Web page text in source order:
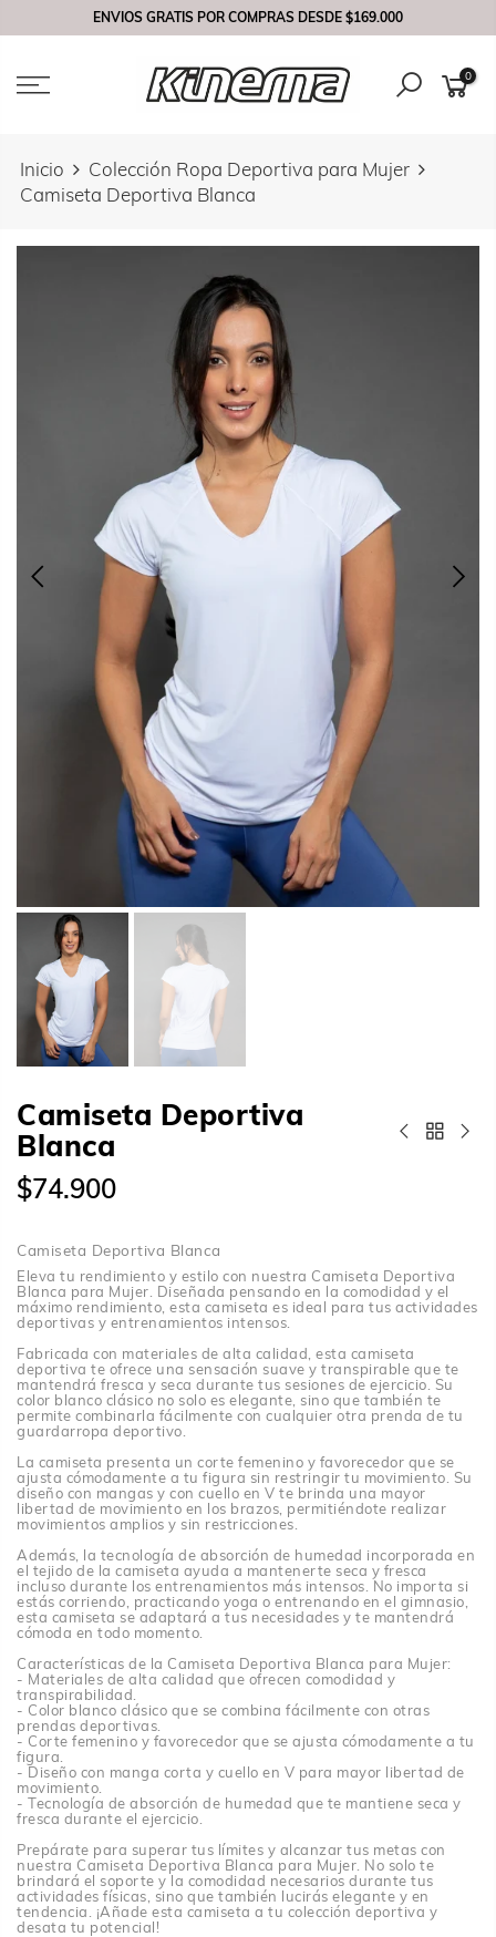
ENVIOS GRATIS POR COMPRAS DESDE $169.000
0
Inicio
Colección Ropa Deportiva para Mujer
Camiseta Deportiva Blanca
Camiseta Deportiva
Blanca
$74.900
Camiseta Deportiva Blanca
Eleva tu rendimiento y estilo con nuestra Camiseta Deportiva
Blanca para Mujer. Diseñada pensando en la comodidad y el
máximo rendimiento, esta camiseta es ideal para tus actividades
deportivas y entrenamientos intensos.
Fabricada con materiales de alta calidad, esta camiseta
deportiva te ofrece una sensación suave y transpirable que te
mantendrá fresca y seca durante tus sesiones de ejercicio. Su
color blanco clásico no solo es elegante, sino que también te
permite combinarla fácilmente con cualquier otra prenda de tu
guardarropa deportivo.
La camiseta presenta un corte femenino y favorecedor que se
ajusta cómodamente a tu figura sin restringir tu movimiento. Su
diseño con mangas y con cuello en V te brinda una mayor
libertad de movimiento en los brazos, permitiéndote realizar
movimientos amplios y sin restricciones.
Además, la tecnología de absorción de humedad incorporada en
el tejido de la camiseta ayuda a mantenerte seca y fresca
incluso durante los entrenamientos más intensos. No importa si
estás corriendo, practicando yoga o entrenando en el gimnasio,
esta camiseta se adaptará a tus necesidades y te mantendrá
cómoda en todo momento.
Características de la Camiseta Deportiva Blanca para Mujer:
- Materiales de alta calidad que ofrecen comodidad y
transpirabilidad.
- Color blanco clásico que se combina fácilmente con otras
prendas deportivas.
- Corte femenino y favorecedor que se ajusta cómodamente a tu
figura.
- Diseño con manga corta y cuello en V para mayor libertad de
movimiento.
- Tecnología de absorción de humedad que te mantiene seca y
fresca durante el ejercicio.
Prepárate para superar tus límites y alcanzar tus metas con
nuestra Camiseta Deportiva Blanca para Mujer. No solo te
brindará el soporte y la comodidad necesarios durante tus
actividades físicas, sino que también lucirás elegante y en
tendencia. ¡Añade esta camiseta a tu colección deportiva y
desata tu potencial!